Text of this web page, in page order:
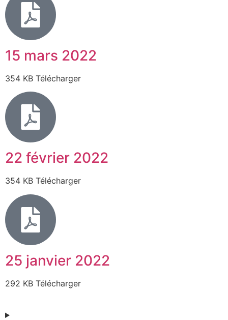
15 mars 2022
354 KB Télécharger
22 février 2022
354 KB Télécharger
25 janvier 2022
292 KB Télécharger